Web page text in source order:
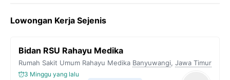
Lowongan Kerja Sejenis
Bidan RSU Rahayu Medika
Rumah Sakit Umum Rahayu Medika Banyuwangi, Jawa Timur
3 Minggu yang lalu